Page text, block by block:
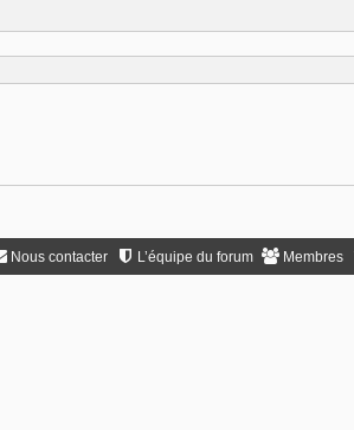
Membres
L’équipe du forum
Nous contacter